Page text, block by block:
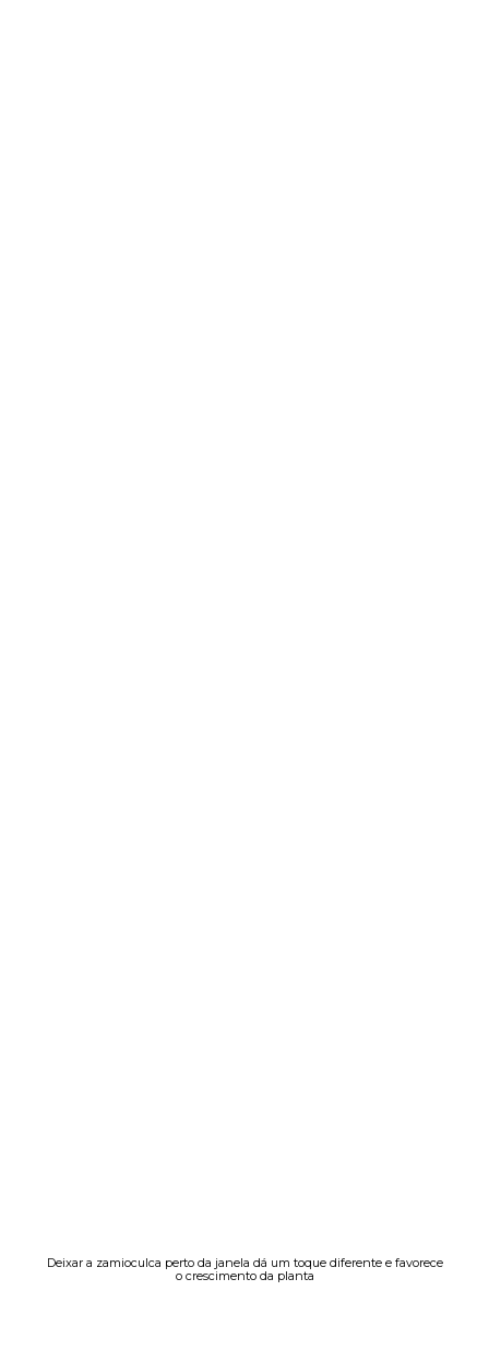
Deixar a zamioculca perto da janela dá um toque diferente e favorece
o crescimento da planta